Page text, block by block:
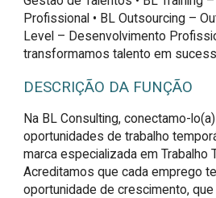
Profissional • BL Outsourcing –
Level – Desenvolvimento
transformamos talento em
DESCRIÇÃO DA FUNÇÃO
Na BL Consulting, conectamo-
oportunidades de trabalho
marca especializada em Trabalho
Acreditamos que cada emprego
oportunidade de crescimento,